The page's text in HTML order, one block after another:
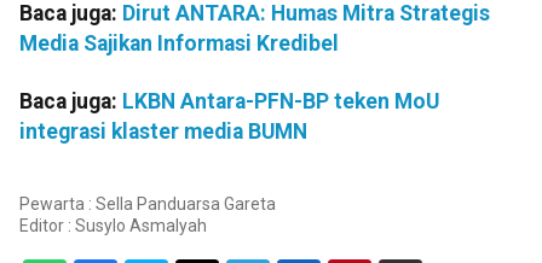
Baca juga: Dirut ANTARA: Humas Mitra Strategis
Media Sajikan Informasi Kredibel
Baca juga: LKBN Antara-PFN-BP teken MoU
integrasi klaster media BUMN
Pewarta : Sella Panduarsa Gareta
Editor : Susylo Asmalyah